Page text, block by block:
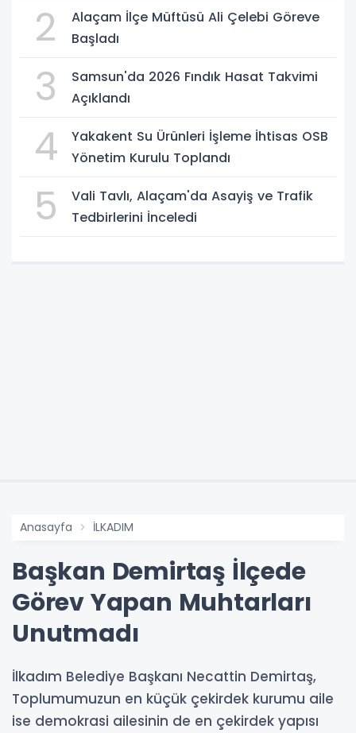
2
Alaçam İlçe Müftüsü Ali Çelebi Göreve
Başladı
3
Samsun'da 2026 Fındık Hasat Takvimi
Açıklandı
4
Yakakent Su Ürünleri İşleme İhtisas OSB
Yönetim Kurulu Toplandı
5
Vali Tavlı, Alaçam'da Asayiş ve Trafik
Tedbirlerini İnceledi
Anasayfa İLKADIM
Başkan Demirtaş İlçede
Görev Yapan Muhtarları
Unutmadı
İlkadım Belediye Başkanı Necattin Demirtaş,
Toplumumuzun en küçük çekirdek kurumu aile
ise demokrasi ailesinin de en çekirdek yapısı